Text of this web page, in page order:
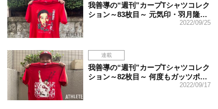
我善導の“週刊”カープTシャツコレク
ション～83枚目～ 元気印・羽月隆…
2022/09/25
連載
我善導の“週刊”カープTシャツコレク
ション～82枚目～ 何度もガッツポ…
2022/09/17